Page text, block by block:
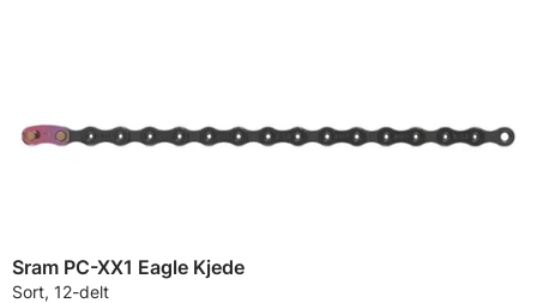
Sram PC-XX1 Eagle Kjede
Sort, 12-delt